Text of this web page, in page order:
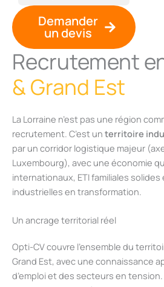
Demander
un devis
Recrutement
& Grand Est
La Lorraine n’est pas une région
recrutement. C’est un territoire
par un corridor logistique majeur
Luxembourg), avec une économie
internationaux, ETI familiales solides
industrielles en transformation.
Un ancrage territorial réel
Opti-CV couvre l’ensemble du
Grand Est, avec une connaissance
d’emploi et des secteurs en